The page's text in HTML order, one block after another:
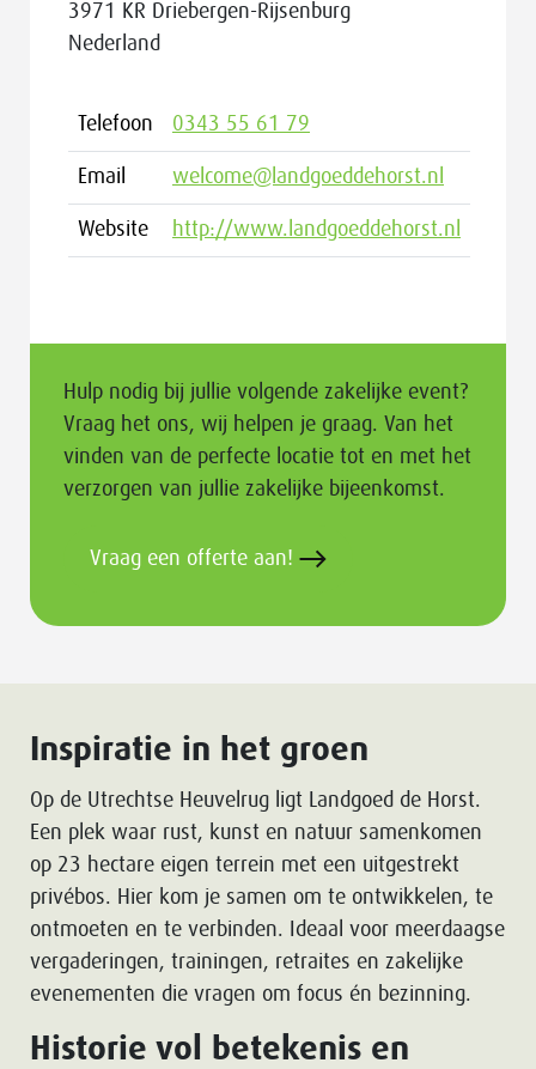
3971 KR Driebergen-Rijsenburg
Nederland
Telefoon 0343 55 61 79
Email welcome@landgoeddehorst.nl
Website http://www.landgoeddehorst.nl
Hulp nodig bij jullie volgende zakelijke event?
Vraag het ons, wij helpen je graag. Van het
vinden van de perfecte locatie tot en met het
verzorgen van jullie zakelijke bijeenkomst.
Vraag een offerte aan!
Inspiratie in het groen
Op de Utrechtse Heuvelrug ligt Landgoed de Horst.
Een plek waar rust, kunst en natuur samenkomen
op 23 hectare eigen terrein met een uitgestrekt
privébos. Hier kom je samen om te ontwikkelen, te
ontmoeten en te verbinden. Ideaal voor meerdaagse
vergaderingen, trainingen, retraites en zakelijke
evenementen die vragen om focus én bezinning.
Historie vol betekenis en